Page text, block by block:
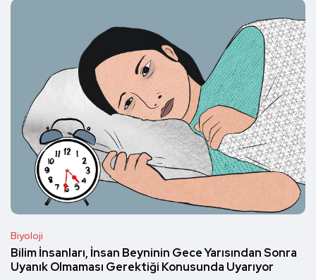
Biyoloji
Bilim İnsanları, İnsan Beyninin Gece Yarısından Sonra
Uyanık Olmaması Gerektiği Konusunda Uyarıyor